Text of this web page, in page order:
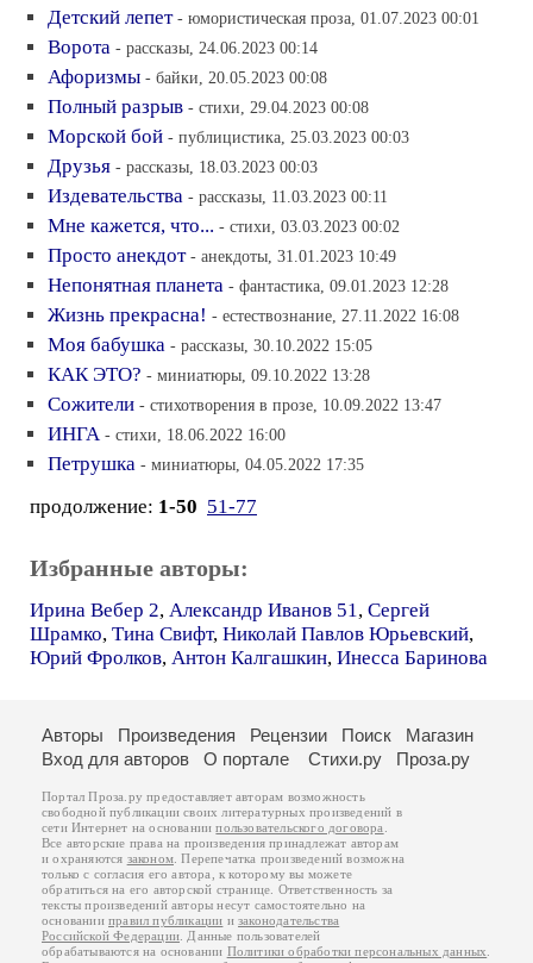
Детский лепет - юмористическая проза, 01.07.2023 00:01
Ворота - рассказы, 24.06.2023 00:14
Афоризмы - байки, 20.05.2023 00:08
Полный разрыв - стихи, 29.04.2023 00:08
Морской бой - публицистика, 25.03.2023 00:03
Друзья - рассказы, 18.03.2023 00:03
Издевательства - рассказы, 11.03.2023 00:11
Мне кажется, что... - стихи, 03.03.2023 00:02
Просто анекдот - анекдоты, 31.01.2023 10:49
Непонятная планета - фантастика, 09.01.2023 12:28
Жизнь прекрасна! - естествознание, 27.11.2022 16:08
Моя бабушка - рассказы, 30.10.2022 15:05
КАК ЭТО? - миниатюры, 09.10.2022 13:28
Сожители - стихотворения в прозе, 10.09.2022 13:47
ИНГА - стихи, 18.06.2022 16:00
Петрушка - миниатюры, 04.05.2022 17:35
продолжение: 1-50 51-77
Избранные авторы:
Ирина Вебер 2, Александр Иванов 51, Сергей
Шрамко, Тина Свифт, Николай Павлов Юрьевский,
Юрий Фролков, Антон Калгашкин, Инесса Баринова
Авторы Произведения Рецензии Поиск
Магазин
Вход для авторов
О портале Стихи.ру Проза.ру
Портал Проза.ру предоставляет авторам возможность
свободной публикации своих литературных произведений в
сети Интернет на основаниипользовательского договора
Все авторские права на произведения принадлежат авторам
и охраняются законом . Перепечатка произведений возможна
только с согласия его автора, к которому вы можете
обратиться на его авторской странице. Ответственность за
тексты произведений авторы несут самостоятельно на
основанииправил публикации изаконодательства
Российской Федерации . Данные пользователей
обрабатываются на основании Политики обработки персональных данных